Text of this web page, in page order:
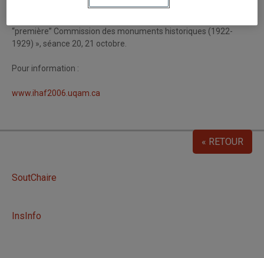
Lucie K. Morisset, « Au source de la mémoire patrimoniale des
“première” Commission des monuments historiques (1922-
1929) », séance 20, 21 octobre.
Pour information :
www.ihaf2006.uqam.ca
« RETOUR
SoutChaire
InsInfo